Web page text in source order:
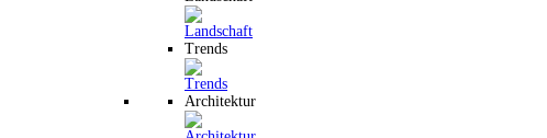
Trends
Architektur